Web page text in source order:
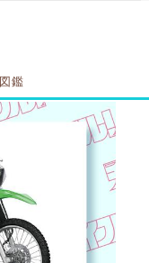
図鑑